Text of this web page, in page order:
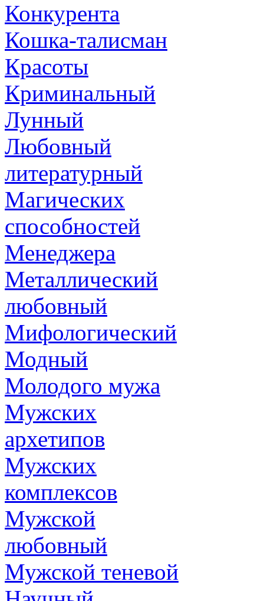
Конкурента
Кошка-талисман
Красоты
Криминальный
Лунный
Любовный
литературный
Магических
способностей
Менеджера
Металлический
любовный
Мифологический
Модный
Молодого мужа
Мужских
архетипов
Мужских
комплексов
Мужской
любовный
Мужской теневой